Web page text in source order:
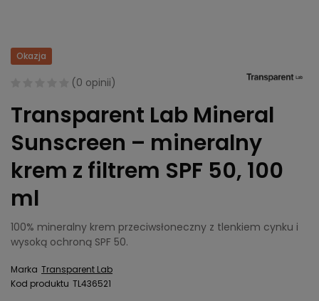
Okazja
(0 opinii)
Transparent Lab Mineral
Sunscreen – mineralny
krem z filtrem SPF 50, 100
ml
100% mineralny krem przeciwsłoneczny z tlenkiem cynku i
wysoką ochroną SPF 50.
Marka Transparent Lab
Kod produktu TL436521